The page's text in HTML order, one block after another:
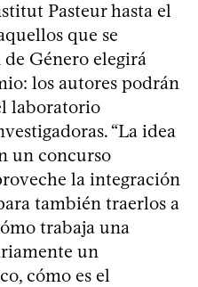
Pasteur hasta el
que se
Género elegirá
los autores podrán
laboratorio
“La idea
un concurso
la integración
también traerlos a
trabaja una
un
cómo es el